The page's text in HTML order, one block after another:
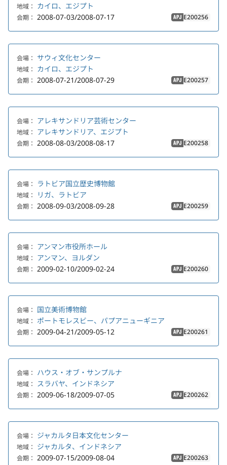
地域： カイロ、エジプト
会期： 2008-07-03/2008-07-17 APJ E200256
会場： サウィ文化センター
地域： カイロ、エジプト
会期： 2008-07-21/2008-07-29 APJ E200257
会場： アレキサンドリア芸術センター
地域： アレキサンドリア、エジプト
会期： 2008-08-03/2008-08-17 APJ E200258
会場： ラトビア国立歴史博物館
地域： リガ、ラトビア
会期： 2008-09-03/2008-09-28 APJ E200259
会場： アンマン市役所ホール
地域： アンマン、ヨルダン
会期： 2009-02-10/2009-02-24 APJ E200260
会場： 国立美術博物館
地域： ポートモレスビー、パプアニューギニア
会期： 2009-04-21/2009-05-12 APJ E200261
会場： ハウス・オブ・サンプルナ
地域： スラバヤ、インドネシア
会期： 2009-06-18/2009-07-05 APJ E200262
会場： ジャカルタ日本文化センター
地域： ジャカルタ、インドネシア
会期： 2009-07-15/2009-08-04 APJ E200263